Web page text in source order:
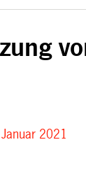
2021